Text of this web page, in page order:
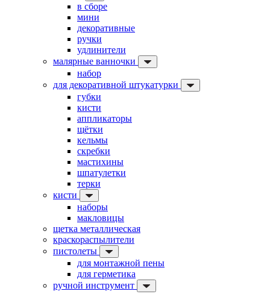
в сборе
мини
декоративные
ручки
удлинители
малярные ванночки
набор
для декоративной штукатурки
губки
кисти
аппликаторы
щётки
кельмы
скребки
мастихины
шпатулетки
терки
кисти
наборы
макловицы
щетка металлическая
краскораспылители
пистолеты
для монтажной пены
для герметика
ручной инструмент